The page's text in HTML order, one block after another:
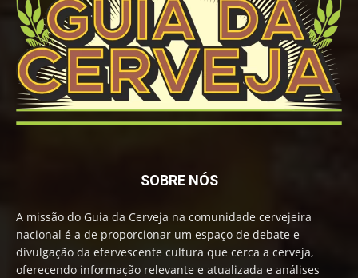
SOBRE NÓS
A missão do Guia da Cerveja na comunidade cervejeira
nacional é a de proporcionar um espaço de debate e
divulgação da efervescente cultura que cerca a cerveja,
oferecendo informação relevante e atualizada e análises